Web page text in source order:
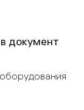
документ